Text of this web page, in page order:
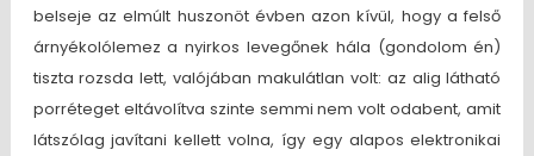
belseje az elmúlt huszonöt évben azon kívül, hogy a felső
árnyékolólemez a nyirkos levegőnek hála (gondolom én)
tiszta rozsda lett, valójában makulátlan volt: az alig látható
porréteget eltávolítva szinte semmi nem volt odabent, amit
látszólag javítani kellett volna, így egy alapos elektronikai